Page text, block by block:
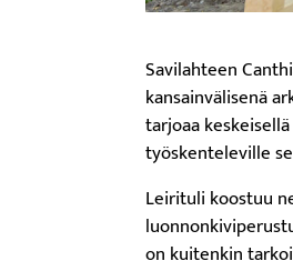
Savilahteen
kansainvälisenä
tarjoaa
työskenteleville
Leirituli koostuu
on kuitenkin